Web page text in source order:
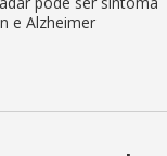
e Alzheimer